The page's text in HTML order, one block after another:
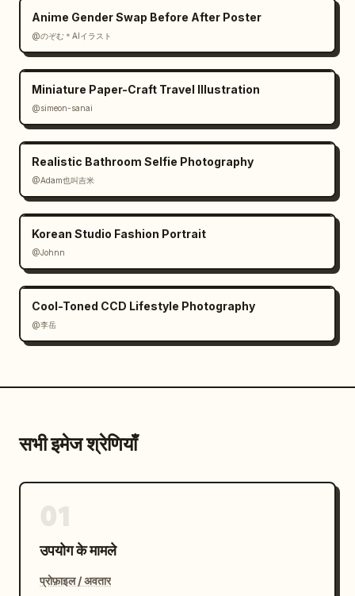
Anime Gender Swap Before After Poster
@のぞむ＊AIイラスト
Miniature Paper-Craft Travel Illustration
@simeon-sanai
Realistic Bathroom Selfie Photography
@Adam也叫吉米
Korean Studio Fashion Portrait
@Johnn
Cool-Toned CCD Lifestyle Photography
@李岳
सभी इमेज श्रेणियाँ
उपयोग के मामले
प्रोफ़ाइल / अवतार